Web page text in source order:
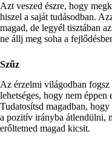
Azt veszed észre, hogy
hiszel a saját tudásodban.
magad, de legyél tisztában
ne állj meg soha a
Szűz
Az érzelmi világodban
lehetséges, hogy nem éppen
Tudatosítsd magadban,
a pozitív irányba átlendülni,
erőltetned magad kicsit.